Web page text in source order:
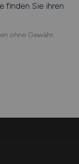
finden Sie ihren
ohne Gewähr.